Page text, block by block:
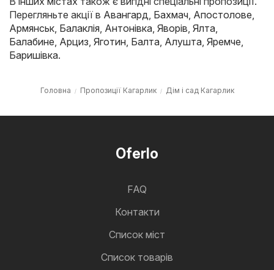
Перегляньте акції в Авангард, Бахмач, Апостолове,
Армянськ, Балаклія, Антонівка, Яворів, Ялта,
Балабине, Арциз, Яготин, Балта, Алушта, Яремче,
Баришівка.
Головна Пропозиції Кагарлик Дім і сад Кагарлик
Oferlo
FAQ
Контакти
Cписок міст
Список товарів